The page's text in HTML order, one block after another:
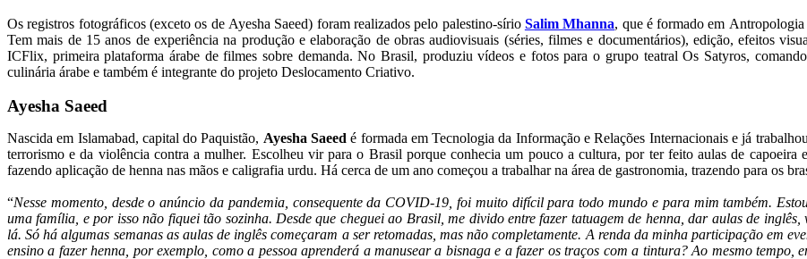
Os registros fotográficos (exceto os de Ayesha Saeed) foram realizados pelo palestino-sírio Salim Mhanna, que é formado em
Tem mais de 15 anos de experiência na produção e elaboração de obras audiovisuais (séries, filmes e documentários), edição, efeitos
ICFlix, primeira plataforma árabe de filmes sobre demanda. No Brasil, produziu vídeos e fotos para o grupo teatral Os Satyros,
culinária árabe e também é integrante do projeto Deslocamento Criativo.
Ayesha Saeed
Nascida em Islamabad, capital do Paquistão, Ayesha Saeed é formada em Tecnologia da Informação e Relações Internacionais e já
terrorismo e da violência contra a mulher. Escolheu vir para o Brasil porque conhecia um pouco a cultura, por ter feito aulas de capoeira
fazendo aplicação de henna nas mãos e caligrafia urdu. Há cerca de um ano começou a trabalhar na área de gastronomia, trazendo para os
“Nesse momento, desde o anúncio da pandemia, consequente da COVID-19, foi muito difícil para todo mundo e para mim também.
uma família, e por isso não fiquei tão sozinha. Desde que cheguei ao Brasil, me divido entre fazer tatuagem de henna, dar aulas de
lá. Só há algumas semanas as aulas de inglês começaram a ser retomadas, mas não completamente. A renda da minha participação em
ensino a fazer henna, por exemplo, como a pessoa aprenderá a manusear a bisnaga e a fazer os traços com a tintura? Ao mesmo tempo,